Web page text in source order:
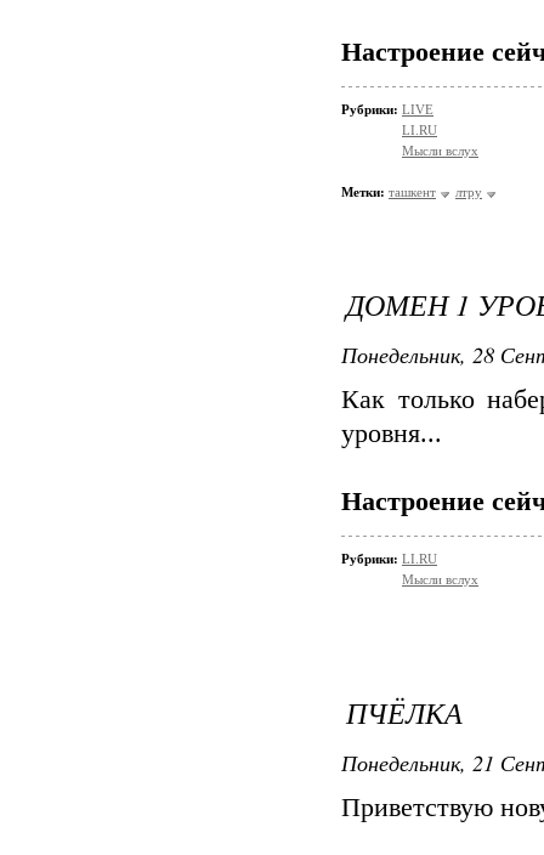
Настроение
Рубрики: LIVE
LI.RU
Мысли вслух
Метки: ташкент лтру
ДОМЕН 1
Понедельник, 28
Как только
уровня...
Настроение
Рубрики: LI.RU
Мысли вслух
ПЧЁЛКА
Понедельник, 21
Приветствую